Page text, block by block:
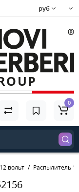
руб
0
вольт Распылитель